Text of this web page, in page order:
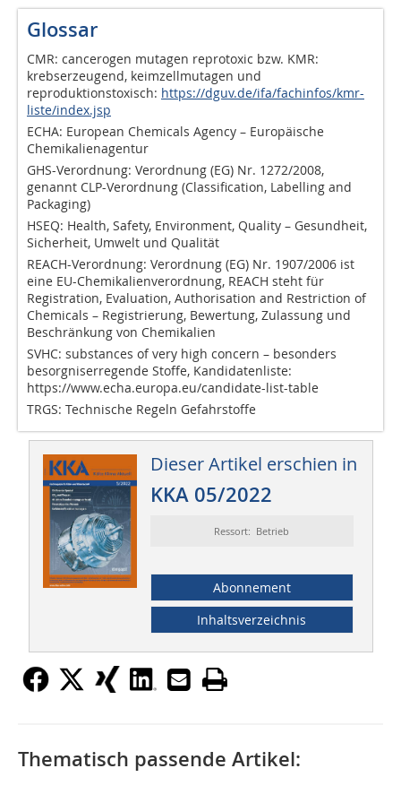
Glossar
CMR: cancerogen mutagen reprotoxic bzw. KMR:
krebserzeugend, keimzellmutagen und
reproduktionstoxisch: https://dguv.de/ifa/fachinfos/kmr-
liste/index.jsp
ECHA: European Chemicals Agency – Europäische
Chemikalienagentur
GHS-Verordnung: Verordnung (EG) Nr. 1272/2008,
genannt CLP-Verordnung (Classification, Labelling and
Packaging)
HSEQ: Health, Safety, Environment, Quality – Gesundheit,
Sicherheit, Umwelt und Qualität
REACH-Verordnung: Verordnung (EG) Nr. 1907/2006 ist
eine EU-Chemikalienverordnung, REACH steht für
Registration, Evaluation, Authorisation and Restriction of
Chemicals – Registrierung, Bewertung, Zulassung und
Beschränkung von Chemikalien
SVHC: substances of very high concern – besonders
besorgniserregende Stoffe, Kandidatenliste:
https://www.echa.europa.eu/candidate-list-table
TRGS: Technische Regeln Gefahrstoffe
Dieser Artikel erschien in
KKA 05/2022
Ressort: Betrieb
Abonnement
Inhaltsverzeichnis
Thematisch passende Artikel: